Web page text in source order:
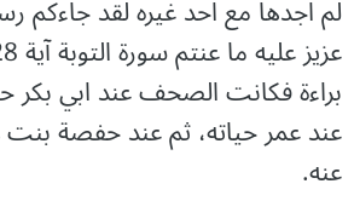
لم اجدها مع احد غيره لقد
براءة فكانت الصحف عند ابي بكر
عند عمر حياته، ثم عند حفصة
عنه.